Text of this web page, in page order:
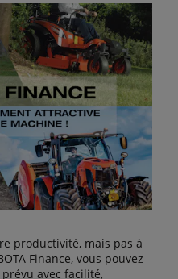
productivité, mais pas à
Finance, vous pouvez
avec facilité,